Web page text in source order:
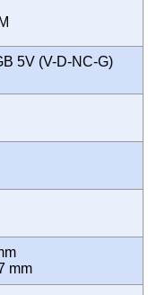
5V (V-D-NC-G)
mm